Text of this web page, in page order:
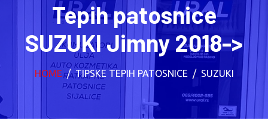
Tepih patosnice
SUZUKI Jimny 2018->
HOME TIPSKE TEPIH PATOSNICE SUZUKI